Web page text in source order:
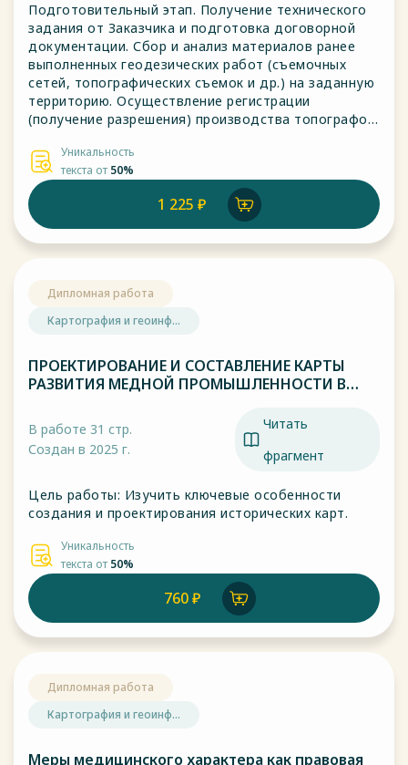
Подготовительный этап. Получение технического
задания от Заказчика и подготовка договорной
документации. Сбор и анализ материалов ранее
выполненных геодезических работ (съемочных
сетей, топографических съемок и др.) на заданную
территорию. Осуществление регистрации
(получение разрешения) производства топографо-
Уникальность
текста от 50%
1 225 ₽
Дипломная работа
Картография и геоинф...
ПРОЕКТИРОВАНИЕ И СОСТАВЛЕНИЕ КАРТЫ
РАЗВИТИЯ МЕДНОЙ ПРОМЫШЛЕННОСТИ В
В работе 31 стр.
Создан в 2025 г.
Читать
фрагмент
Цель работы: Изучить ключевые особенности
создания и проектирования исторических карт.
Уникальность
текста от 50%
760 ₽
Дипломная работа
Картография и геоинф...
Меры медицинского характера как правовая